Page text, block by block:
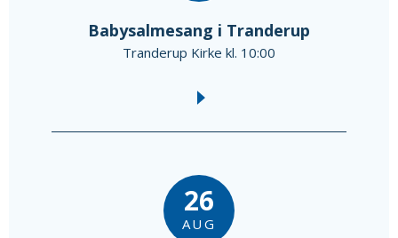
Babysalmesang i Tranderup
Tranderup Kirke kl. 10:00
26
AUG